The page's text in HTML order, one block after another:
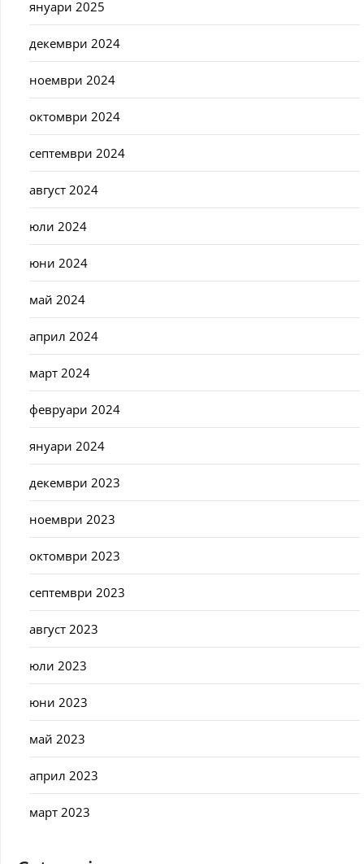
януари 2025
декември 2024
ноември 2024
октомври 2024
септември 2024
август 2024
юли 2024
юни 2024
май 2024
април 2024
март 2024
февруари 2024
януари 2024
декември 2023
ноември 2023
октомври 2023
септември 2023
август 2023
юли 2023
юни 2023
май 2023
април 2023
март 2023